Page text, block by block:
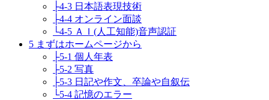
├4-3 日本語表現技術
├4-4 オンライン面談
└4-5 ＡＩ(人工知能)音声認証
5 まずはホームページから
├5-1 個人年表
├5-2 写真
├5-3 日記や作文、卒論や自叙伝
└5-4 記憶のエラー